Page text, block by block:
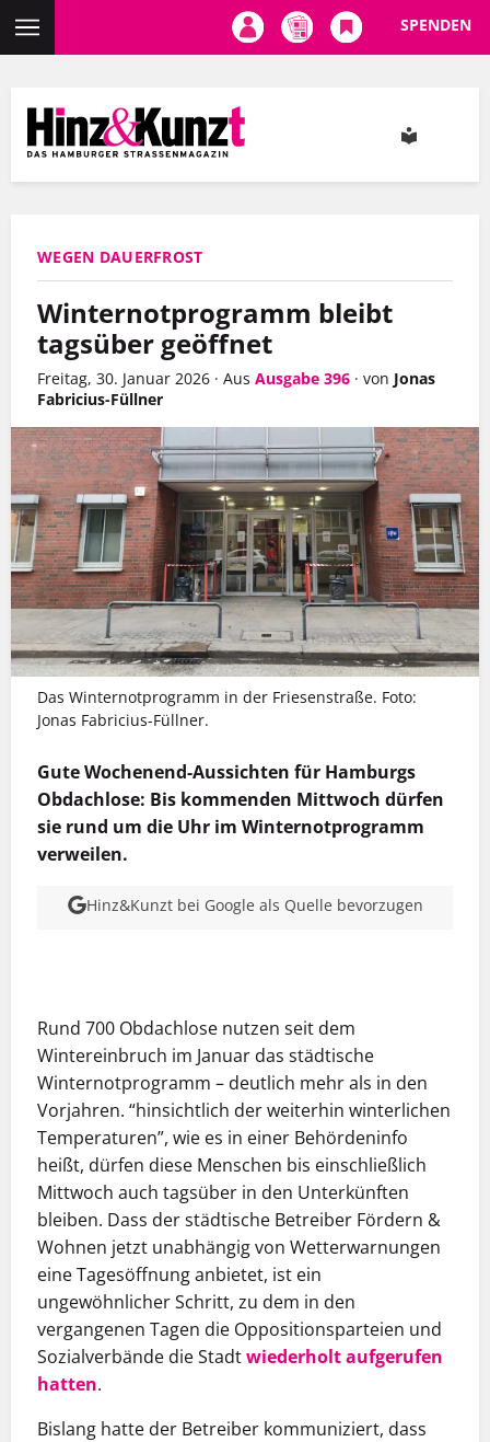
Inhalt
SPENDEN
WEGEN DAUERFROST
Winternotprogramm bleibt
tagsüber geöffnet
Freitag, 30. Januar 2026 · Aus Ausgabe 396 · von Jonas
Fabricius-Füllner
Das Winternotprogramm in der Friesenstraße. Foto:
Jonas Fabricius-Füllner.
Gute Wochenend-Aussichten für Hamburgs
Obdachlose: Bis kommenden Mittwoch dürfen
sie rund um die Uhr im Winternotprogramm
verweilen.
Hinz&Kunzt bei Google als Quelle bevorzugen
Rund 700 Obdachlose nutzen seit dem
Wintereinbruch im Januar das städtische
Winternotprogramm – deutlich mehr als in den
Vorjahren. “hinsichtlich der weiterhin winterlichen
Temperaturen”, wie es in einer Behördeninfo
heißt, dürfen diese Menschen bis einschließlich
Mittwoch auch tagsüber in den Unterkünften
bleiben. Dass der städtische Betreiber Fördern &
Wohnen jetzt unabhängig von Wetterwarnungen
eine Tagesöffnung anbietet, ist ein
ungewöhnlicher Schritt, zu dem in den
vergangenen Tagen die Oppositionsparteien und
Sozialverbände die Stadtwiederholt aufgerufen
hatten.
Bislang hatte der Betreiber kommuniziert, dass